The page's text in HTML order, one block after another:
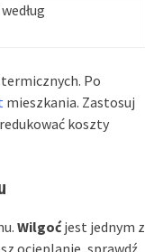
Po
mieszkania. Zastosuj
koszty
Wilgoćjest jednym z